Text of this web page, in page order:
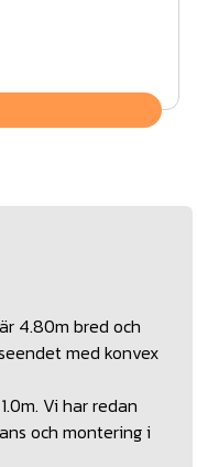
4.80m bred och
med konvex
Vi har redan
och montering i